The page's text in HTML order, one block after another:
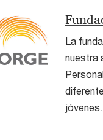
La
nuestra
jóvenes.